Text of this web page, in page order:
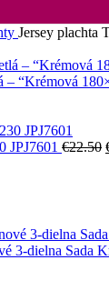
Jersey plachta
– “Krémová
JPJ7601 €22.50
3-dielna Sada